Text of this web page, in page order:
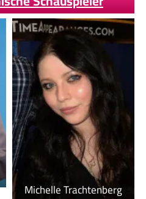
Michelle Trachtenberg